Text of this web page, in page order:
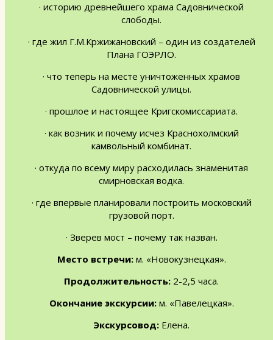
· историю древнейшего храма Садовнической
слободы.
· где жил Г.М.Кржижановский – один из создателей
Плана ГОЭРЛО.
· что теперь на месте уничтоженных храмов
Садовнической улицы.
· прошлое и настоящее Кригскомиссариата.
· как возник и почему исчез Краснохолмский
камвольный комбинат.
· откуда по всему миру расходилась знаменитая
смирновская водка.
· где впервые планировали построить московский
грузовой порт.
· Зверев мост – почему так назван.
Место встречи:м. «Новокузнецкая».
Продолжительность: 2-2,5 часа.
Окончание экскурсии:м. «Павелецкая».
Экскурсовод: Елена.